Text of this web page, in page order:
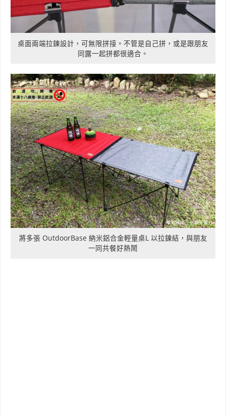
桌面兩端拉鍊設計，可無限拼接。不管是自己拼，或是跟朋友
同露一起拼都很適合。
將多張 OutdoorBase 納米鋁合金輕量桌L 以拉鍊結，與朋友
一同共餐好熱鬧